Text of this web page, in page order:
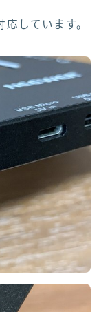
しています。